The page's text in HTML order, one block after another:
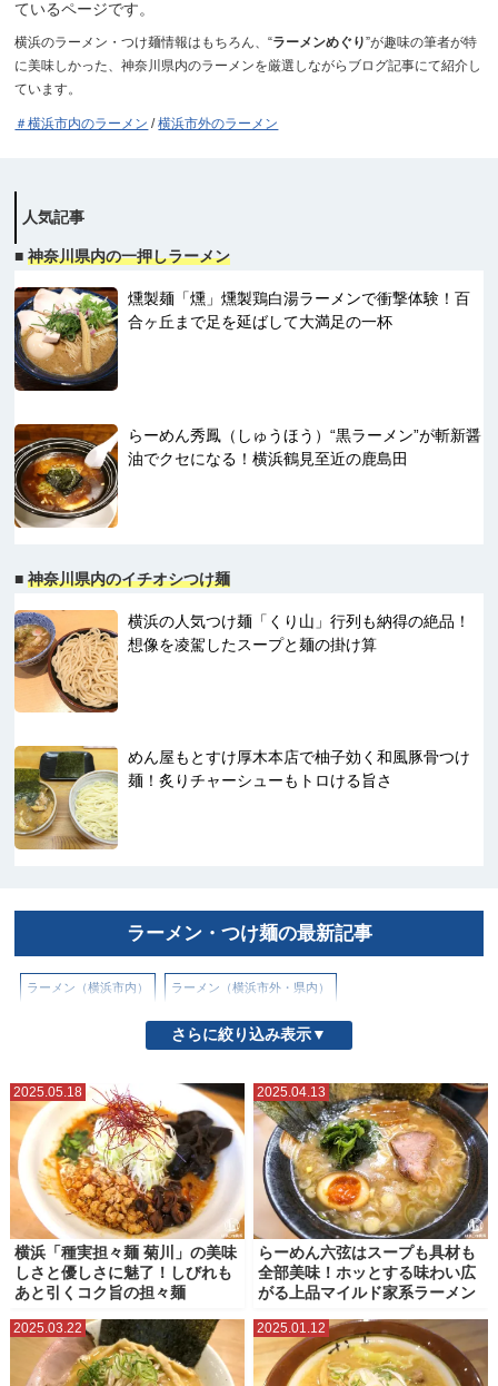
ているページです。
横浜のラーメン・つけ麺情報はもちろん、“ラーメンめぐり”が趣味の筆者が特
に美味しかった、神奈川県内のラーメンを厳選しながらブログ記事にて紹介し
ています。
＃横浜市内のラーメン /横浜市外のラーメン
人気記事
■神奈川県内の一押しラーメン
燻製麺「燻」燻製鶏白湯ラーメンで衝撃体験！百
合ヶ丘まで足を延ばして大満足の一杯
らーめん秀鳳（しゅうほう）“黒ラーメン”が斬新醤
油でクセになる！横浜鶴見至近の鹿島田
■神奈川県内のイチオシつけ麺
横浜の人気つけ麺「くり山」行列も納得の絶品！
想像を凌駕したスープと麺の掛け算
めん屋もとすけ厚木本店で柚子効く和風豚骨つけ
麺！炙りチャーシューもトロける旨さ
ラーメン・つけ麺の最新記事
ラーメン（横浜市内） ラーメン（横浜市外・県内）
さらに絞り込み表示▼
2025.05.18
横浜「種実担々麺 菊川」の美味
しさと優しさに魅了！しびれも
あと引くコク旨の担々麺
2025.04.13
らーめん六弦はスープも具材も
全部美味！ホッとする味わい広
がる上品マイルド家系ラーメン
2025.03.22 2025.01.12